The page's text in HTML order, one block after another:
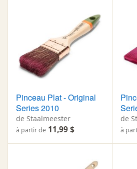
Pinceau Plat - Original
Series 2010
de Staalmeester
à partir de 11,99 $
de
à